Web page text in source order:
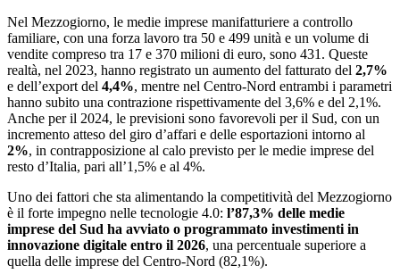
Nel Mezzogiorno, le medie imprese manifatturiere a controllo
familiare, con una forza lavoro tra 50 e 499 unità e un volume di
vendite compreso tra 17 e 370 milioni di euro, sono 431. Queste
realtà, nel 2023, hanno registrato un aumento del fatturato del 2,7%
e dell’export del 4,4%, mentre nel Centro-Nord entrambi i parametri
hanno subito una contrazione rispettivamente del 3,6% e del 2,1%.
Anche per il 2024, le previsioni sono favorevoli per il Sud, con un
incremento atteso del giro d’affari e delle esportazioni intorno al
2%, in contrapposizione al calo previsto per le medie imprese del
resto d’Italia, pari all’1,5% e al 4%.
Uno dei fattori che sta alimentando la competitività del Mezzogiorno
è il forte impegno nelle tecnologie 4.0: l’87,3% delle medie
imprese del Sud ha avviato o programmato investimenti in
innovazione digitale entro il 2026, una percentuale superiore a
quella delle imprese del Centro-Nord (82,1%).